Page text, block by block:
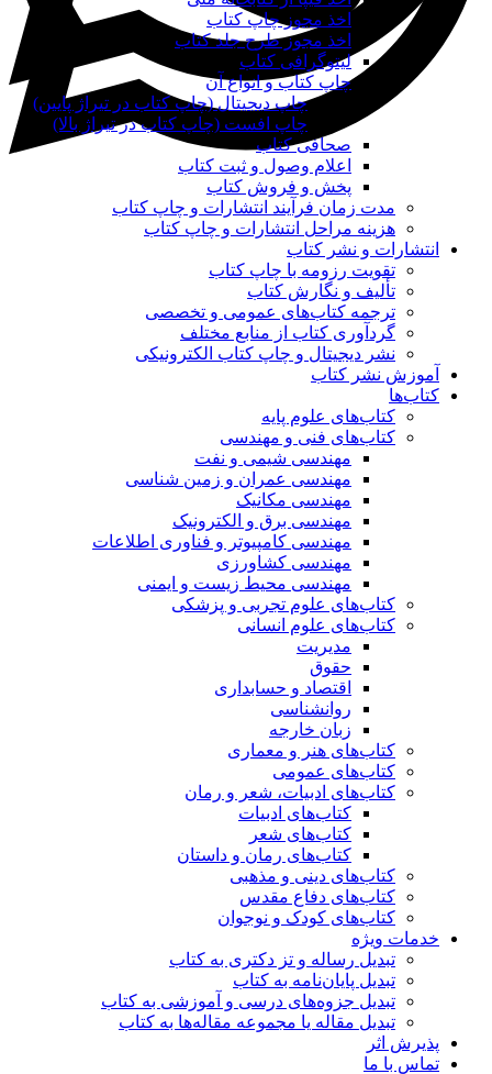
اخذ مجوز چاپ کتاب
اخذ مجوز طرح جلد کتاب
لیتوگرافی کتاب
چاپ کتاب و انواع آن
چاپ دیجیتال (چاپ کتاب در تیراژ پایین)
چاپ افست (چاپ کتاب در تیراژ بالا)
صحافی کتاب
اعلام وصول و ثبت کتاب
پخش و فروش کتاب
مدت زمان فرآیند انتشارات و چاپ کتاب
هزینه مراحل انتشارات و چاپ کتاب
انتشارات و نشر کتاب
تقویت رزومه با چاپ کتاب
تألیف و نگارش کتاب
ترجمه کتاب‌های عمومی و تخصصی
گردآوری کتاب از منابع مختلف
نشر دیجیتال و چاپ کتاب الکترونیکی
آموزش نشر کتاب
کتاب‌ها
کتاب‌های علوم پایه
کتاب‌های فنی و مهندسی
مهندسی شیمی و نفت
مهندسی عمران و زمین شناسی
مهندسی مکانیک
مهندسی برق و الکترونیک
مهندسی کامپیوتر و فناوری اطلاعات
مهندسی کشاورزی
مهندسی محیط زیست و ایمنی
کتاب‌های علوم تجربی و پزشکی
کتاب‌های علوم انسانی
مدیریت
حقوق
اقتصاد و حسابداری
روانشناسی
زبان خارجه
کتاب‌های هنر و معماری
کتاب‌های عمومی
کتاب‌های ادبیات، شعر و رمان
کتاب‌های ادبیات
کتاب‌های شعر
کتاب‌های رمان و داستان
کتاب‌های دینی و مذهبی
کتاب‌های دفاع مقدس
کتاب‌های کودک و نوجوان
خدمات ویژه
تبدیل رساله و تز دکتری به کتاب
تبدیل پایان‌نامه به کتاب
تبدیل جزوه‌های درسی و آموزشی به کتاب
تبدیل مقاله یا مجموعه مقاله‌ها به کتاب
پذیرش اثر
تماس با ما